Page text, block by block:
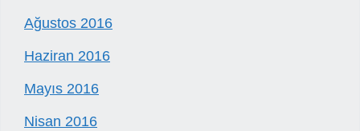
Ağustos 2016
Haziran 2016
Mayıs 2016
Nisan 2016